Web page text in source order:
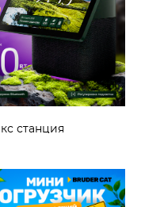
станция